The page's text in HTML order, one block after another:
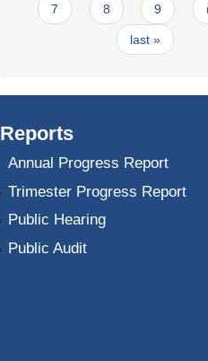
7 8 9
last »
Reports
Annual Progress Report
Trimester Progress Report
Public Hearing
Public Audit